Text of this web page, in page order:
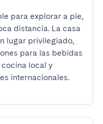
para explorar a pie,
distancia. La casa
lugar privilegiado,
para las bebidas
local y
internacionales.